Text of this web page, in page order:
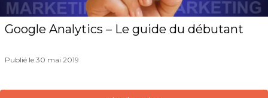
Google Analytics – Le guide du débutant
Publié le 30 mai 2019